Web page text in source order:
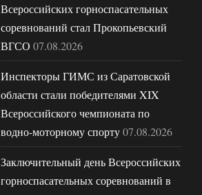
Всероссийских горноспасательных
соревнований стал Прокопьевский
ВГСО 07.08.2026
Инспекторы ГИМС из Саратовской
области стали победителями XIX
Всероссийского чемпионата по
водно-моторному спорту07.08.2026
Заключительный день Всероссийских
горноспасательных соревнований в